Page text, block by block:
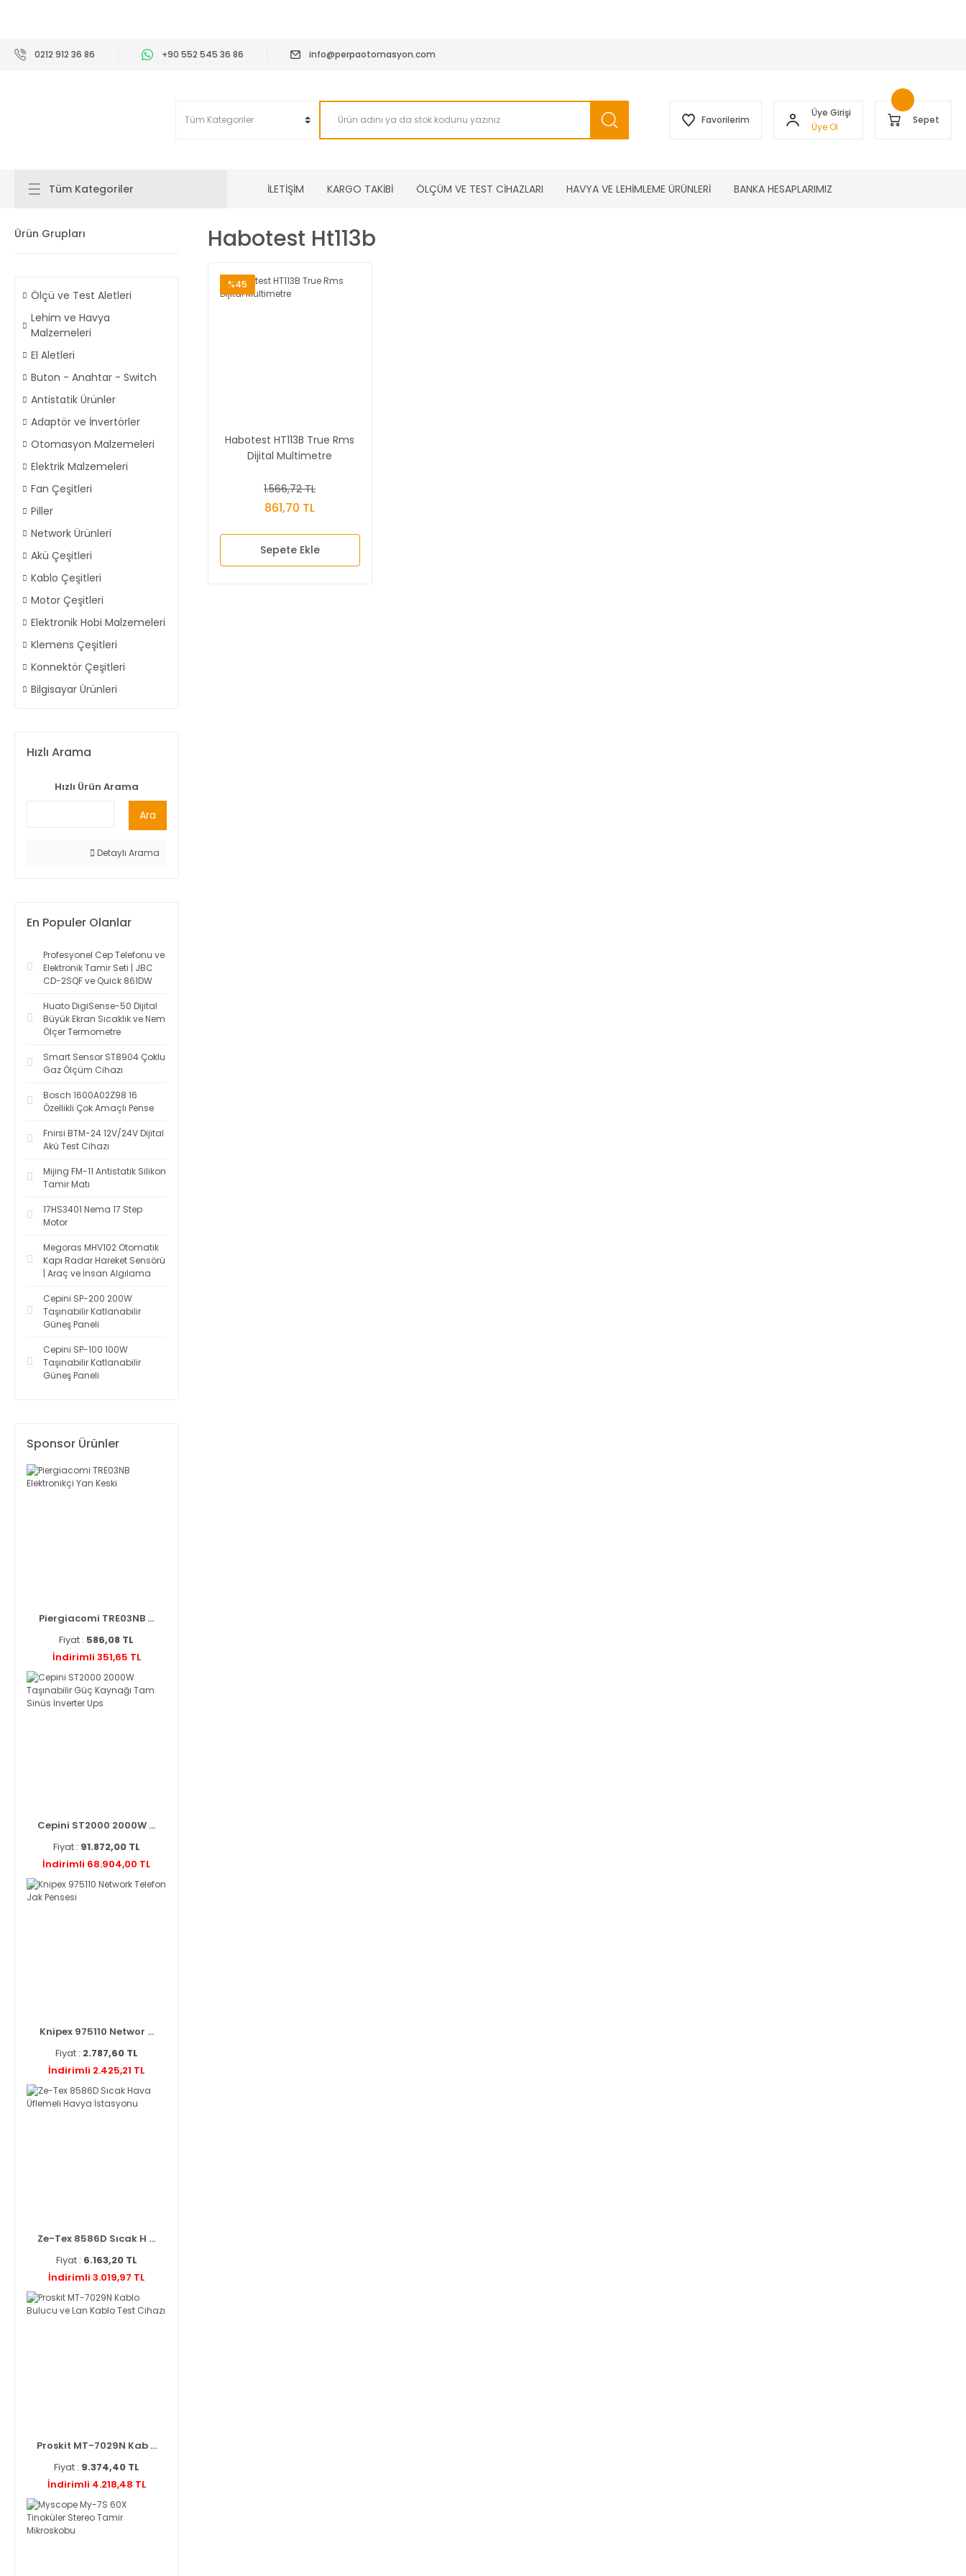
0212 912 36 86 +90 552 545 36 86 info@perpaotomasyon.com
Favorilerim
Üye Girişi
Üye Ol
Sepet
Tüm Kategoriler İLETİŞİM KARGO TAKİBİ ÖLÇÜM VE TEST CİHAZLARI HAVYA VE LEHİMLEME ÜRÜNLERİ BANKA HESAPLARIMIZ
Ürün Grupları
Ölçü ve Test Aletleri
Lehim ve Havya
Malzemeleri
El Aletleri
Buton - Anahtar - Switch
Antistatik Ürünler
Adaptör ve İnvertörler
Otomasyon Malzemeleri
Elektrik Malzemeleri
Fan Çeşitleri
Piller
Network Ürünleri
Akü Çeşitleri
Kablo Çeşitleri
Motor Çeşitleri
Elektronik Hobi Malzemeleri
Klemens Çeşitleri
Konnektör Çeşitleri
Bilgisayar Ürünleri
Hızlı Arama
Hızlı Ürün Arama
Ara
Detaylı Arama
En Populer Olanlar
Profesyonel Cep Telefonu ve
Elektronik Tamir Seti | JBC
CD-2SQF ve Quick 861DW
Huato DigiSense-50 Dijital
Büyük Ekran Sıcaklık ve Nem
Ölçer Termometre
Smart Sensor ST8904 Çoklu
Gaz Ölçüm Cihazı
Bosch 1600A02Z98 16
Özellikli Çok Amaçlı Pense
Fnirsi BTM-24 12V/24V Dijital
Akü Test Cihazı
Mijing FM-11 Antistatik Silikon
Tamir Matı
17HS3401 Nema 17 Step
Motor
Megoras MHV102 Otomatik
Kapı Radar Hareket Sensörü
| Araç ve İnsan Algılama
Cepini SP-200 200W
Taşınabilir Katlanabilir
Güneş Paneli
Cepini SP-100 100W
Taşınabilir Katlanabilir
Güneş Paneli
Sponsor Ürünler
Piergiacomi TRE03NB ...
Fiyat : 586,08 TL
İndirimli 351,65 TL
Cepini ST2000 2000W ...
Fiyat : 91.872,00 TL
İndirimli 68.904,00 TL
Knipex 975110 Networ ...
Fiyat : 2.787,60 TL
İndirimli 2.425,21 TL
Ze-Tex 8586D Sıcak H ...
Fiyat : 6.163,20 TL
İndirimli 3.019,97 TL
Proskit MT-7029N Kab ...
Fiyat : 9.374,40 TL
İndirimli 4.218,48 TL
Habotest Ht113b
%45
Habotest HT113B True Rms
Dijital Multimetre
1.566,72 TL
861,70 TL
Sepete Ekle